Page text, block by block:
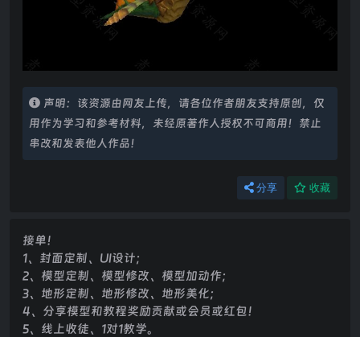
声明：该资源由网友上传，请各位作者朋友支持原创，仅
用作为学习和参考材料，未经原著作人授权不可商用！禁止
串改和发表他人作品！
分享 收藏
接单！
1、封面定制、UI设计；
2、模型定制、模型修改、模型加动作；
3、地形定制、地形修改、地形美化；
4、分享模型和教程奖励贡献或会员或红包！
5、线上收徒、1对1教学。